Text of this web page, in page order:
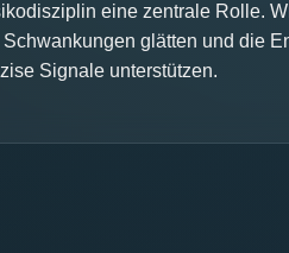
eine zentrale Rolle.
glätten und die
Signale unterstützen.